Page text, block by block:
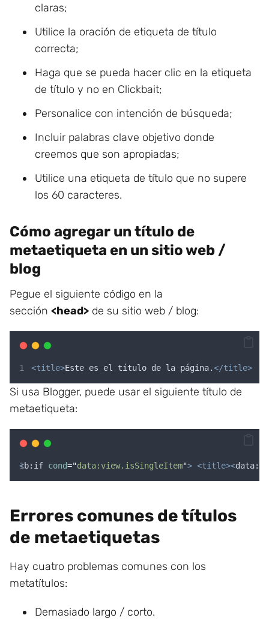
claras;
Utilice la oración de etiqueta de título
correcta;
Haga que se pueda hacer clic en la etiqueta
de título y no en Clickbait;
Personalice con intención de búsqueda;
Incluir palabras clave objetivo donde
creemos que son apropiadas;
Utilice una etiqueta de título que no supere
los 60 caracteres.
Cómo agregar un título de
metaetiqueta en un sitio web /
blog
Pegue el siguiente código en la
sección <head> de su sitio web / blog:
<title>Este es el título de la página.</title>
Si usa Blogger, puede usar el siguiente título de
metaetiqueta:
<b:if cond="data:view.isSingleItem"> <title><
Errores comunes de títulos
de metaetiquetas
Hay cuatro problemas comunes con los
metatítulos:
Demasiado largo / corto.